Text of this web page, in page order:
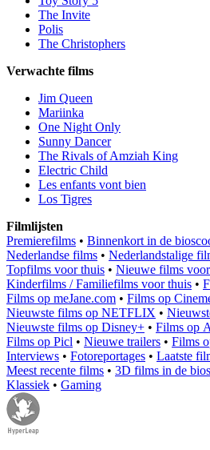
The Invite
Polis
The Christophers
Verwachte films
Jim Queen
Mariinka
One Night Only
Sunny Dancer
The Rivals of Amziah King
Electric Child
Les enfants vont bien
Los Tigres
Filmlijsten
Premierefilms • Binnenkort in de
Nederlandse films • Nederlandstalige
Topfilms voor thuis • Nieuwe films
Kinderfilms / Familiefilms voor thuis •
Films op meJane.com • Films op
Nieuwste films op NETFLIX •
Nieuwste films op Disney+ • Films op
Films op Picl • Nieuwe trailers • Films
Interviews • Fotoreportages • Laatste
Meest recente films • 3D films in de
Klassiek • Gaming